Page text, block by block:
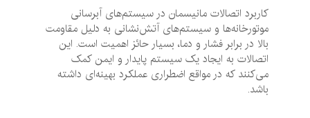
کاربرد اتصالات مانیسمان در سیستم‌های آبرسانی
موتورخانه‌ها و سیستم‌های آتش‌نشانی به دلیل مقاومت
بالا در برابر فشار و دما، بسیار حائز اهمیت است. این
اتصالات به ایجاد یک سیستم پایدار و ایمن کمک
می‌کنند که در مواقع اضطراری عملکرد بهینه‌ای داشته